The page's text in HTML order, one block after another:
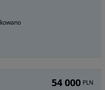
54 000 PLN